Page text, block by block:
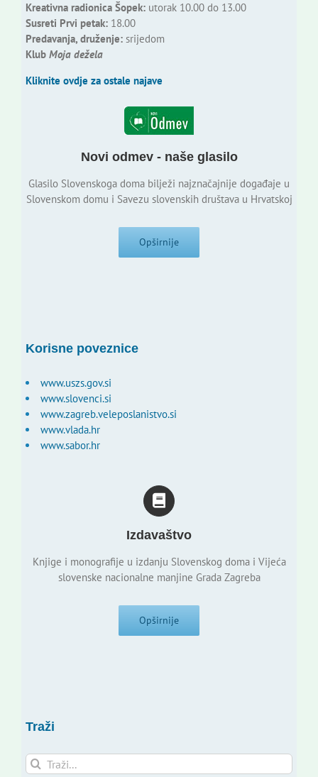
Kreativna radionica Šopek:utorak 10.00 do 13.00
Susreti Prvi petak:18.00
Predavanja, druženje:srijedom
Klub Moja dežela
Kliknite ovdje za ostale najave
Novi odmev - naše glasilo
Glasilo Slovenskoga doma bilježi najznačajnije događaje u
Slovenskom domu i Savezu slovenskih društava u Hrvatskoj
Opširnije
Korisne poveznice
www.uszs.gov.si
www.slovenci.si
www.zagreb.veleposlanistvo.si
www.vlada.hr
www.sabor.hr
Izdavaštvo
Knjige i monografije u izdanju Slovenskog doma i Vijeća
slovenske nacionalne manjine Grada Zagreba
Opširnije
Traži
Traži...